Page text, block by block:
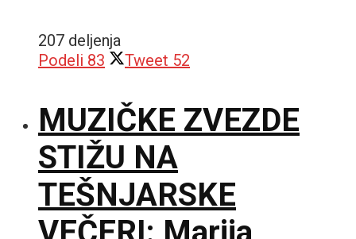
207 deljenja
Podeli 83 Tweet 52
MUZIČKE ZVEZDE
STIŽU NA
TEŠNJARSKE